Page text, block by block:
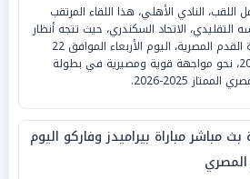
النادي الأهلي، هذا اللقاء المرتقب
التقليدي، الاتحاد السكندري، حيث تتجه أنظار
عشاق كرة القدم المصرية، اليوم الأربعاء الموافق 22
أكتوبر 2025، نحو مواجهة قوية ومصيرية في بطولة
2025-2026.
مباشر مباراة بيراميدز وفاركو اليوم